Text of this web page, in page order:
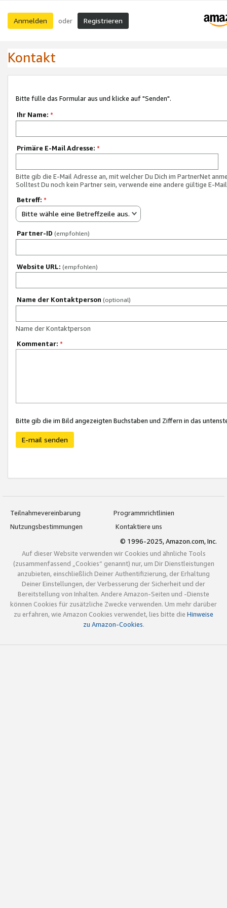
Anmelden oder Registrieren
Kontakt
Bitte fülle das Formular aus und klicke auf "Senden".
Ihr Name: *
Primäre E-Mail Adresse: *
Bitte gib die E-Mail Adresse an, mit welcher Du Dich im PartnerNet
Solltest Du noch kein Partner sein, verwende eine andere gültige E-
Betreff: *
Bitte wähle eine Betreffzeile aus.
Partner-ID (empfohlen)
Website URL: (empfohlen)
Name der Kontaktperson (optional)
Name der Kontaktperson
Kommentar: *
Bitte gib die im Bild angezeigten Buchstaben und Ziffern in das
E-mail senden
Teilnahmevereinbarung
Programmrichtlinien
Nutzungsbestimmungen
Kontaktiere uns
© 1996-2025, Amazon.com, Inc.
Auf dieser Website verwenden wir Cookies und ähnliche Tools
(zusammenfassend „Cookies“ genannt) nur, um Dir Dienstleistungen
anzubieten, einschließlich Deiner Authentifizierung, der Erhaltung
Deiner Einstellungen, der Verbesserung der Sicherheit und der
Bereitstellung von Inhalten. Andere Amazon-Seiten und -Dienste
können Cookies für zusätzliche Zwecke verwenden. Um mehr darüber
zu erfahren, wie Amazon Cookies verwendet, lies bitte die Hinweise
zu Amazon-Cookies.